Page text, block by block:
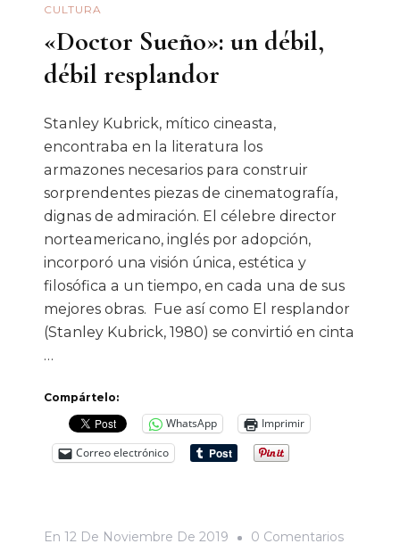
CULTURA
«Doctor Sueño»: un débil,
débil resplandor
Stanley Kubrick, mítico cineasta,
encontraba en la literatura los
armazones necesarios para construir
sorprendentes piezas de cinematografía,
dignas de admiración. El célebre director
norteamericano, inglés por adopción,
incorporó una visión única, estética y
filosófica a un tiempo, en cada una de sus
mejores obras. Fue así como El resplandor
(Stanley Kubrick, 1980) se convirtió en cinta
…
Compártelo:
WhatsApp
Imprimir
Correo electrónico
En 12 De Noviembre De 2019 0 ComentariosEn